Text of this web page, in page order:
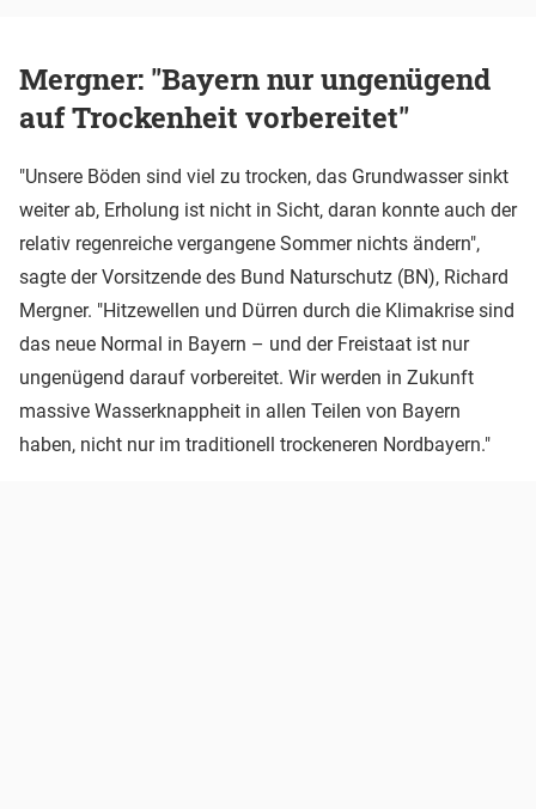
Mergner: "Bayern nur ungenügend
auf Trockenheit vorbereitet"
"Unsere Böden sind viel zu trocken, das Grundwasser sinkt
weiter ab, Erholung ist nicht in Sicht, daran konnte auch der
relativ regenreiche vergangene Sommer nichts ändern",
sagte der Vorsitzende des Bund Naturschutz (BN), Richard
Mergner. "Hitzewellen und Dürren durch die Klimakrise sind
das neue Normal in Bayern – und der Freistaat ist nur
ungenügend darauf vorbereitet. Wir werden in Zukunft
massive Wasserknappheit in allen Teilen von Bayern
haben, nicht nur im traditionell trockeneren Nordbayern."